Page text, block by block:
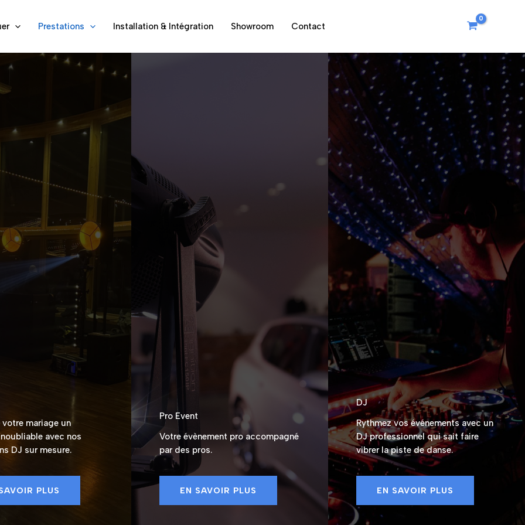
Prestations Installation & Intégration Showroom Contact
votre mariage un
avec nos
DJ sur mesure.
PLUS
Pro Event
Votre évènement pro accompagné
par des pros.
EN SAVOIR PLUS
DJ
Rythmez vos événements avec un
DJ professionnel qui sait faire
vibrer la piste de danse.
EN SAVOIR PLUS